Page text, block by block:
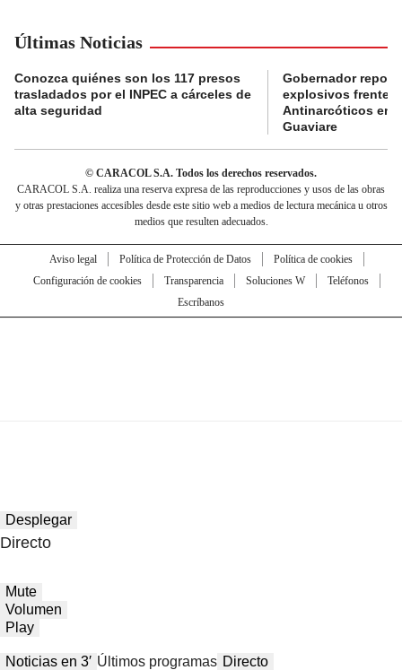
Últimas Noticias
Conozca quiénes son los 117 presos
trasladados por el INPEC a cárceles de
alta seguridad
Gobernador
explosivos frente a
Antinarcóticos en
Guaviare
© CARACOL S.A. Todos los derechos reservados.
CARACOL S.A. realiza una reserva expresa de las reproducciones y usos de las obras
y otras prestaciones accesibles desde este sitio web a medios de lectura mecánica u otros
medios que resulten adecuados.
Aviso legal Política de Protección de Datos
Política de cookies
Configuración de cookies
Transparencia Soluciones W
Teléfonos
Escríbanos
Desplegar
Directo
Mute
Volumen
Play
Noticias en 3′ Últimos programas Directo